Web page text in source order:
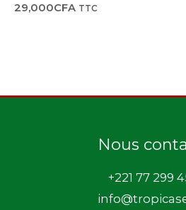
29,000CFA TTC
Nous
+221 77 299